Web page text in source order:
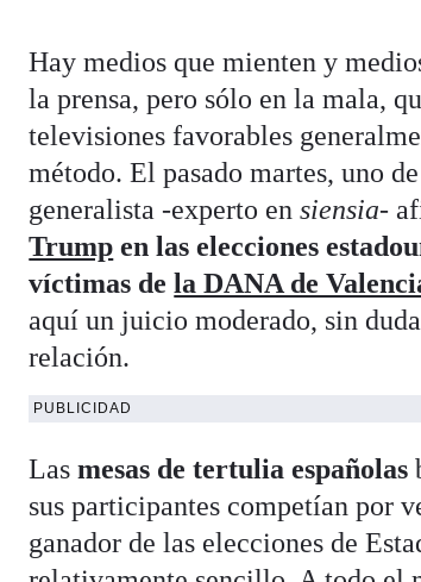
Hay medios que mienten y
la prensa, pero sólo en la mala,
televisiones favorables
método. El pasado martes, uno
generalista -experto ensiensia-
Trump en las elecciones
víctimas dela DANA de
aquí un juicio moderado, sin
relación.
PUBLICIDAD
Las mesas de tertulia españolas
sus participantes competían por
ganador de las elecciones de